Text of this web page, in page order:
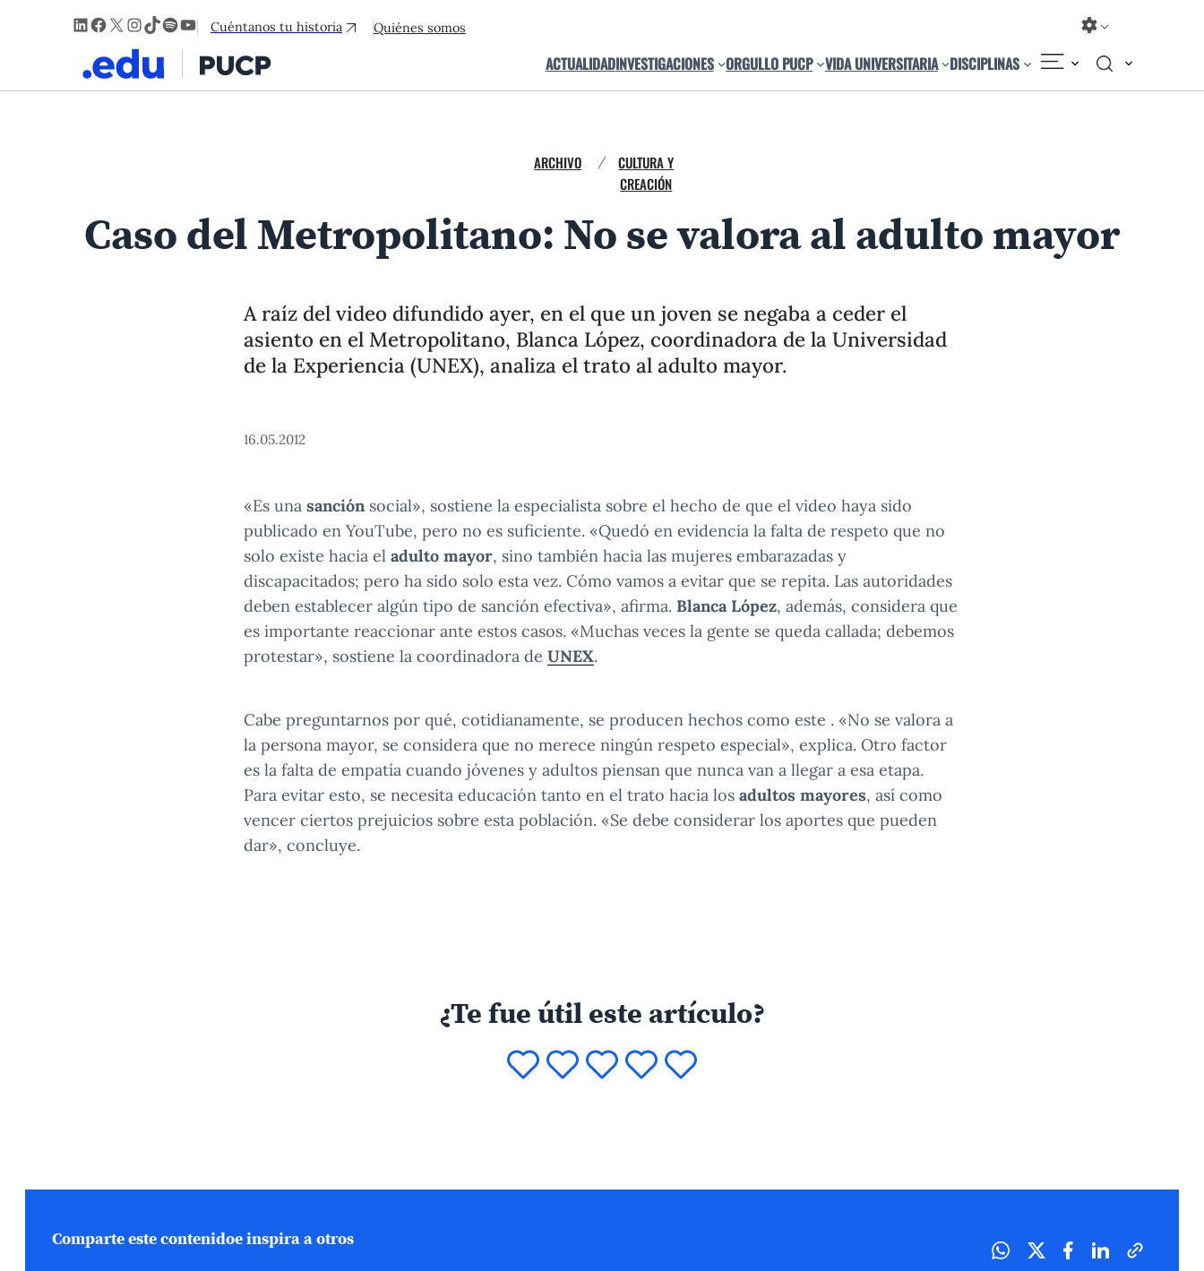
LinkedIn
Facebook
X Instagram
TikTok
Spotify
YouTube
Cuéntanos tu historia Quiénes somos
ACTUALIDADINVESTIGACIONES ORGULLO PUCP VIDA UNIVERSITARIA DISCIPLINAS
ARCHIVO /
CULTURA Y
CREACIÓN
Caso del Metropolitano: No se valora al adulto mayor
A raíz del video difundido ayer, en el que un joven se negaba a ceder el
asiento en el Metropolitano, Blanca López, coordinadora de la Universidad
de la Experiencia (UNEX), analiza el trato al adulto mayor.
16.05.2012
«Es una sanción social», sostiene la especialista sobre el hecho de que el video haya sido
publicado en YouTube, pero no es suficiente. «Quedó en evidencia la falta de respeto que no
solo existe hacia el adulto mayor, sino también hacia las mujeres embarazadas y
discapacitados; pero ha sido solo esta vez. Cómo vamos a evitar que se repita. Las autoridades
deben establecer algún tipo de sanción efectiva», afirma. Blanca López, además, considera que
es importante reaccionar ante estos casos. «Muchas veces la gente se queda callada; debemos
protestar», sostiene la coordinadora de UNEX.
Cabe preguntarnos por qué, cotidianamente, se producen hechos como este . «No se valora a
la persona mayor, se considera que no merece ningún respeto especial», explica. Otro factor
es la falta de empatía cuando jóvenes y adultos piensan que nunca van a llegar a esa etapa.
Para evitar esto, se necesita educación tanto en el trato hacia los adultos mayores, así como
vencer ciertos prejuicios sobre esta población. «Se debe considerar los aportes que pueden
dar», concluye.
¿Te fue útil este artículo?
Comparte este contenidoe inspira a otros